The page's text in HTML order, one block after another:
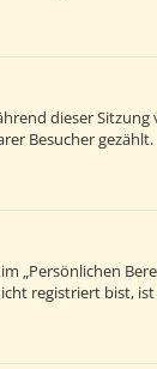
dieser
Besucher gezählt.
„Persönlichen
registriert bist,